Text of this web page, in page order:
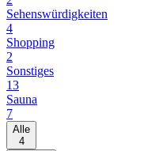
Sehenswürdigkeiten
4
Shopping
2
Sonstiges
13
Sauna
7
Alle
4